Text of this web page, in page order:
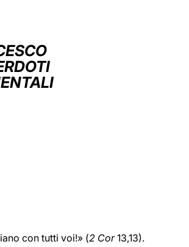
con tutti voi!» (2 Cor13,13).